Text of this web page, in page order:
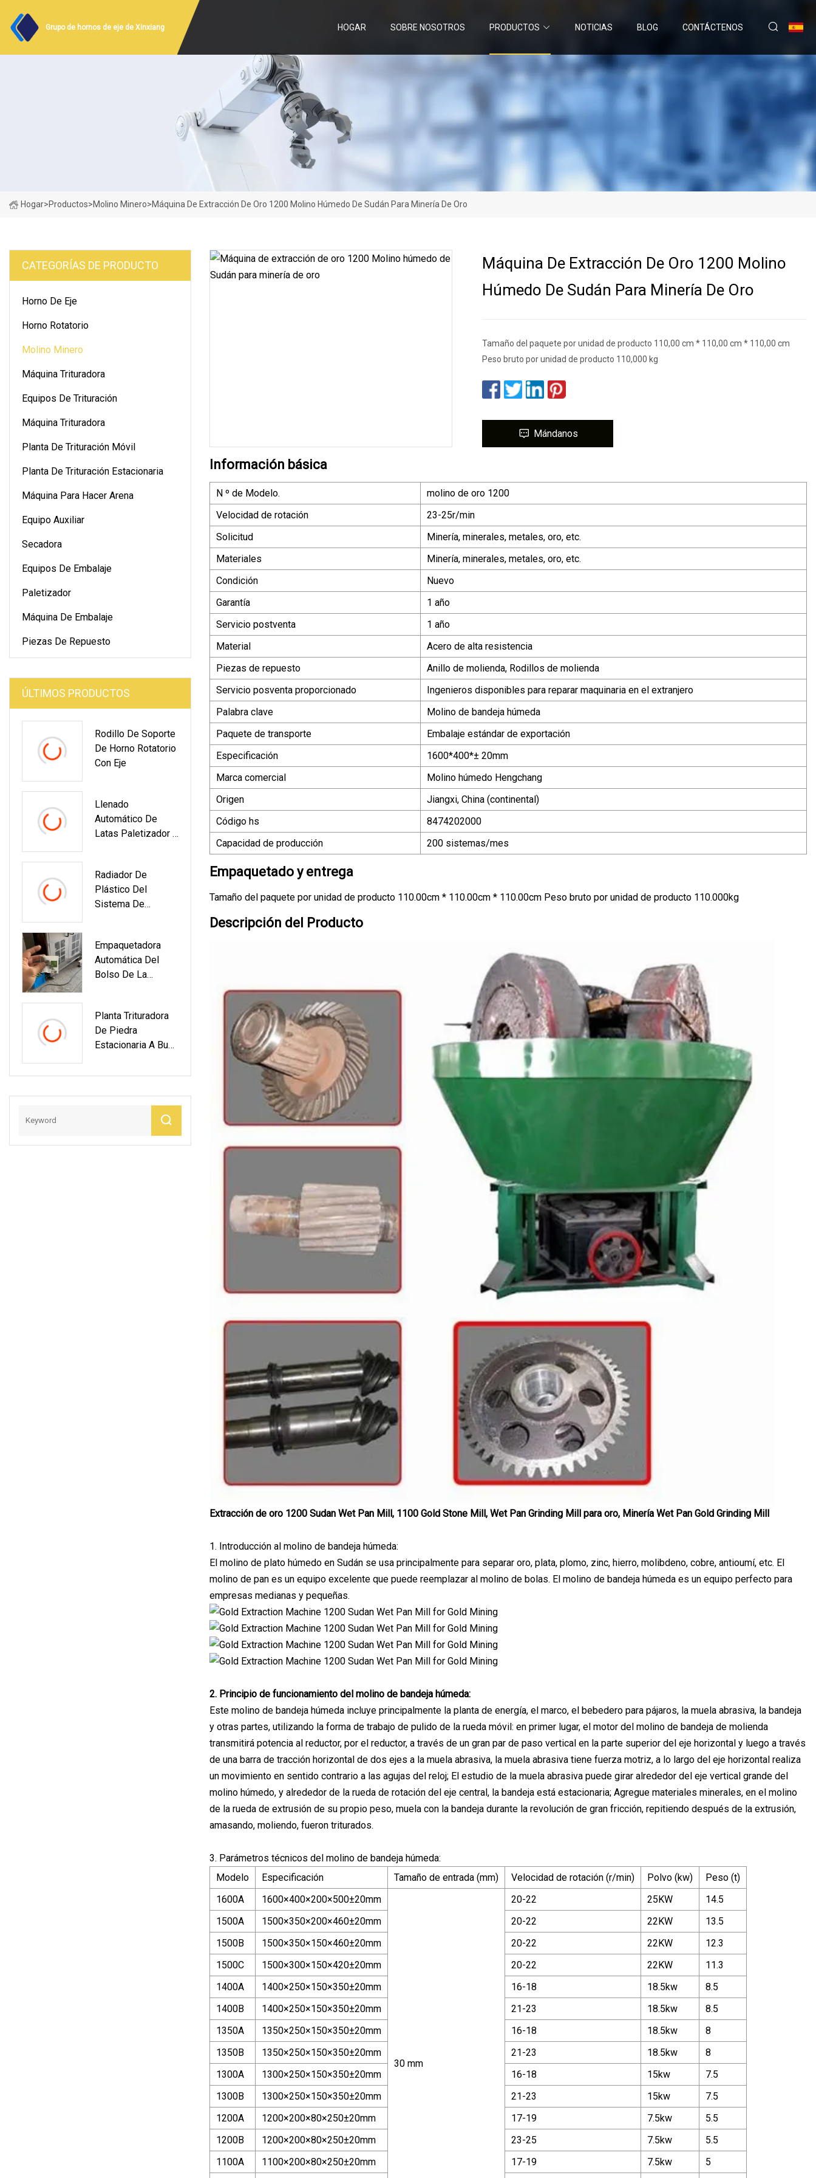
Grupo de hornos de eje de Xinxiang HOGAR SOBRE NOSOTROS PRODUCTOS NOTICIAS BLOG CONTÁCTENOS
Hogar>Productos>Molino Minero>Máquina De Extracción De Oro 1200 Molino Húmedo De Sudán Para Minería De Oro
CATEGORÍAS DE PRODUCTO
Horno De Eje
Horno Rotatorio
Molino Minero
Máquina Trituradora
Equipos De Trituración
Máquina Trituradora
Planta De Trituración Móvil
Planta De Trituración Estacionaria
Máquina Para Hacer Arena
Equipo Auxiliar
Secadora
Equipos De Embalaje
Paletizador
Máquina De Embalaje
Piezas De Repuesto
ÚLTIMOS PRODUCTOS
Rodillo De Soporte
De Horno Rotatorio
Con Eje
Llenado
Automático De
Latas Paletizador /
Para Alimentos
Enlatados Botella
De Alimentos
Radiador De
Plástico Del
Sistema De
Automático Para
Piezas De
Repuesto Del
Del Automóvil
Empaquetadora
Automática Del
Bolso De La
Napoleón De La
Venta Caliente
Planta Trituradora
De Piedra
Estacionaria A Buen
Trituración Y
Máquina De Extracción De Oro 1200 Molino
Húmedo De Sudán Para Minería De Oro
Tamaño del paquete por unidad de producto 110,00 cm * 110,00 cm * 110,00 cm
Peso bruto por unidad de producto 110,000 kg
Mándanos
Información básica
N º de Modelo.
molino de oro 1200
Velocidad de rotación
23-25r/min
Solicitud
Minería, minerales, metales, oro, etc.
Materiales
Minería, minerales, metales, oro, etc.
Condición
Nuevo
Garantía
1 año
Servicio postventa
1 año
Material
Acero de alta resistencia
Piezas de repuesto
Anillo de molienda, Rodillos de molienda
Servicio posventa proporcionado
Ingenieros disponibles para reparar maquinaria en el extranjero
Palabra clave
Molino de bandeja húmeda
Paquete de transporte
Embalaje estándar de exportación
Especificación
1600*400*± 20mm
Marca comercial
Molino húmedo Hengchang
Origen
Jiangxi, China (continental)
Código hs
8474202000
Capacidad de producción
200 sistemas/mes
Empaquetado y entrega
Tamaño del paquete por unidad de producto 110.00cm * 110.00cm * 110.00cm Peso bruto por unidad de producto 110.000kg
Descripción del Producto
Extracción de oro 1200 Sudan Wet Pan Mill, 1100 Gold Stone Mill, Wet Pan Grinding Mill para oro, Minería Wet Pan Gold Grinding Mill
1. Introducción al molino de bandeja húmeda:
El molino de plato húmedo en Sudán se usa principalmente para separar oro, plata, plomo, zinc, hierro, molibdeno, cobre, antioumí, etc. El
molino de pan es un equipo excelente que puede reemplazar al molino de bolas. El molino de bandeja húmeda es un equipo perfecto para
empresas medianas y pequeñas.
2. Principio de funcionamiento del molino de bandeja húmeda:
Este molino de bandeja húmeda incluye principalmente la planta de energía, el marco, el bebedero para pájaros, la muela abrasiva, la bandeja
y otras partes, utilizando la forma de trabajo de pulido de la rueda móvil: en primer lugar, el motor del molino de bandeja de molienda
transmitirá potencia al reductor, por el reductor, a través de un gran par de paso vertical en la parte superior del eje horizontal y luego a través
de una barra de tracción horizontal de dos ejes a la muela abrasiva, la muela abrasiva tiene fuerza motriz, a lo largo del eje horizontal realiza
un movimiento en sentido contrario a las agujas del reloj; El estudio de la muela abrasiva puede girar alrededor del eje vertical grande del
molino húmedo, y alrededor de la rueda de rotación del eje central, la bandeja está estacionaria; Agregue materiales minerales, en el molino
de la rueda de extrusión de su propio peso, muela con la bandeja durante la revolución de gran fricción, repitiendo después de la extrusión,
amasando, moliendo, fueron triturados.
3. Parámetros técnicos del molino de bandeja húmeda:
Modelo
Especificación Tamaño de entrada (mm) Velocidad de rotación (r/min) Polvo (kw)
Peso (t)
1600A
1600×400×200×500±20mm
30 mm
20-22 25KW
14.5
1500A
1500×350×200×460±20mm 20-22 22KW
13.5
1500B
1500×350×150×460±20mm 20-22 22KW
12.3
1500C
1500×300×150×420±20mm 20-22 22KW
11.3
1400A
1400×250×150×350±20mm 16-18 18.5kw
8.5
1400B
1400×250×150×350±20mm 21-23 18.5kw
8.5
1350A
1350×250×150×350±20mm 16-18 18.5kw
8
1350B
1350×250×150×350±20mm 21-23 18.5kw
8
1300A
1300×250×150×350±20mm 16-18 15kw
7.5
1300B
1300×250×150×350±20mm 21-23 15kw
7.5
1200A
1200×200×80×250±20mm 17-19 7.5kw
5.5
1200B
1200×200×80×250±20mm 23-25 7.5kw
5.5
1100A
1100×200×80×250±20mm 17-19 7.5kw
5